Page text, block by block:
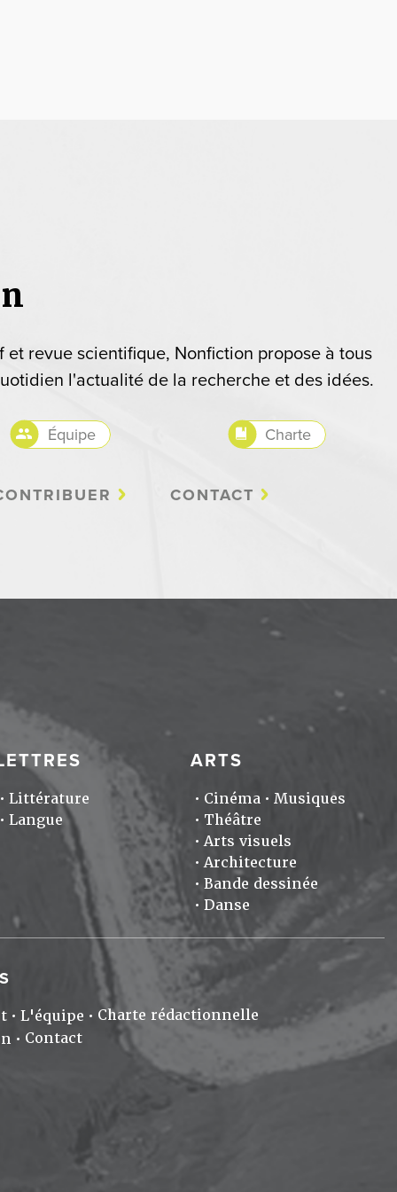
revue scientifique, Nonfiction propose à tous
l'actualité de la recherche et des idées.
Équipe Charte
CONTACT
Littérature
Langue
ARTS
Cinéma
Musiques
Théâtre
Arts visuels
Architecture
Bande dessinée
Danse
L'équipe
Charte rédactionnelle
Contact